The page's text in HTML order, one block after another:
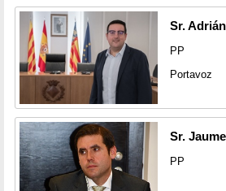
Sr.
PP
Portavoz
Sr.
PP